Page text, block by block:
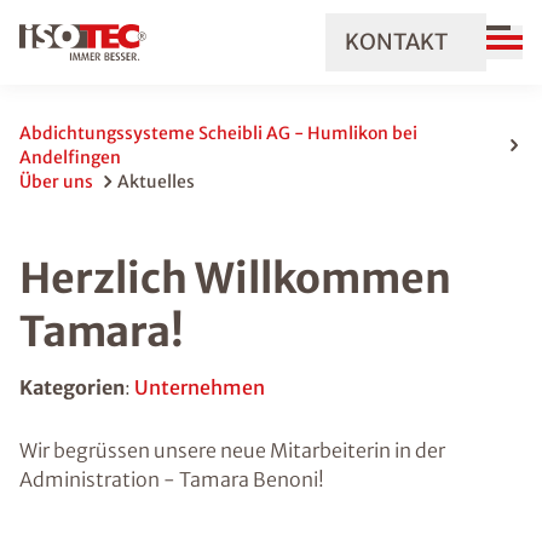
KONTAKT
Abdichtungssysteme Scheibli AG - Humlikon bei
Andelfingen
Über uns
Aktuelles
Herzlich Willkommen
Tamara!
Kategorien: Unternehmen
Wir begrüssen unsere neue Mitarbeiterin in der
Administration - Tamara Benoni!